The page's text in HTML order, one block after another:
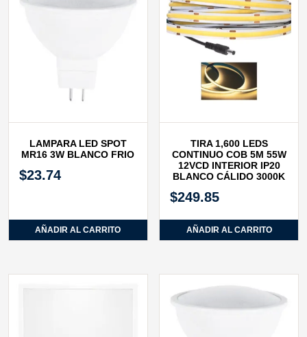
LAMPARA LED SPOT
MR16 3W BLANCO FRIO
$23.74
AÑADIR AL CARRITO
TIRA 1,600 LEDS
CONTINUO COB 5M 55W
12VCD INTERIOR IP20
BLANCO CÁLIDO 3000K
$249.85
AÑADIR AL CARRITO